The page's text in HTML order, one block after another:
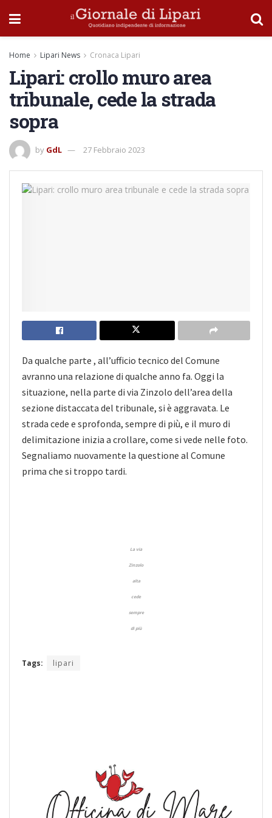
Home Lipari News Cronaca Lipari
Lipari: crollo muro area
tribunale, cede la strada
sopra
by GdL 27 Febbraio 2023
Da qualche parte , all’ufficio tecnico del Comune
avranno una relazione di qualche anno fa. Oggi la
situazione, nella parte di via Zinzolo dell’area della
sezione distaccata del tribunale, si è aggravata. Le
strada cede e sprofonda, sempre di più, e il muro di
delimitazione inizia a crollare, come si vede nelle foto.
Segnaliamo nuovamente la questione al Comune
prima che si troppo tardi.
La via
Zinzolo
alta
cede
sempre
di più
Tags: lipari